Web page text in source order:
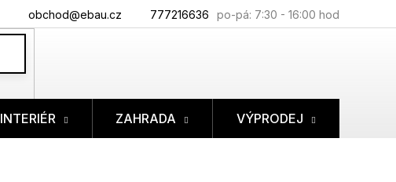
777216636
obchod@ebau.cz
INTERIÉR ZAHRADA VÝPRODEJ